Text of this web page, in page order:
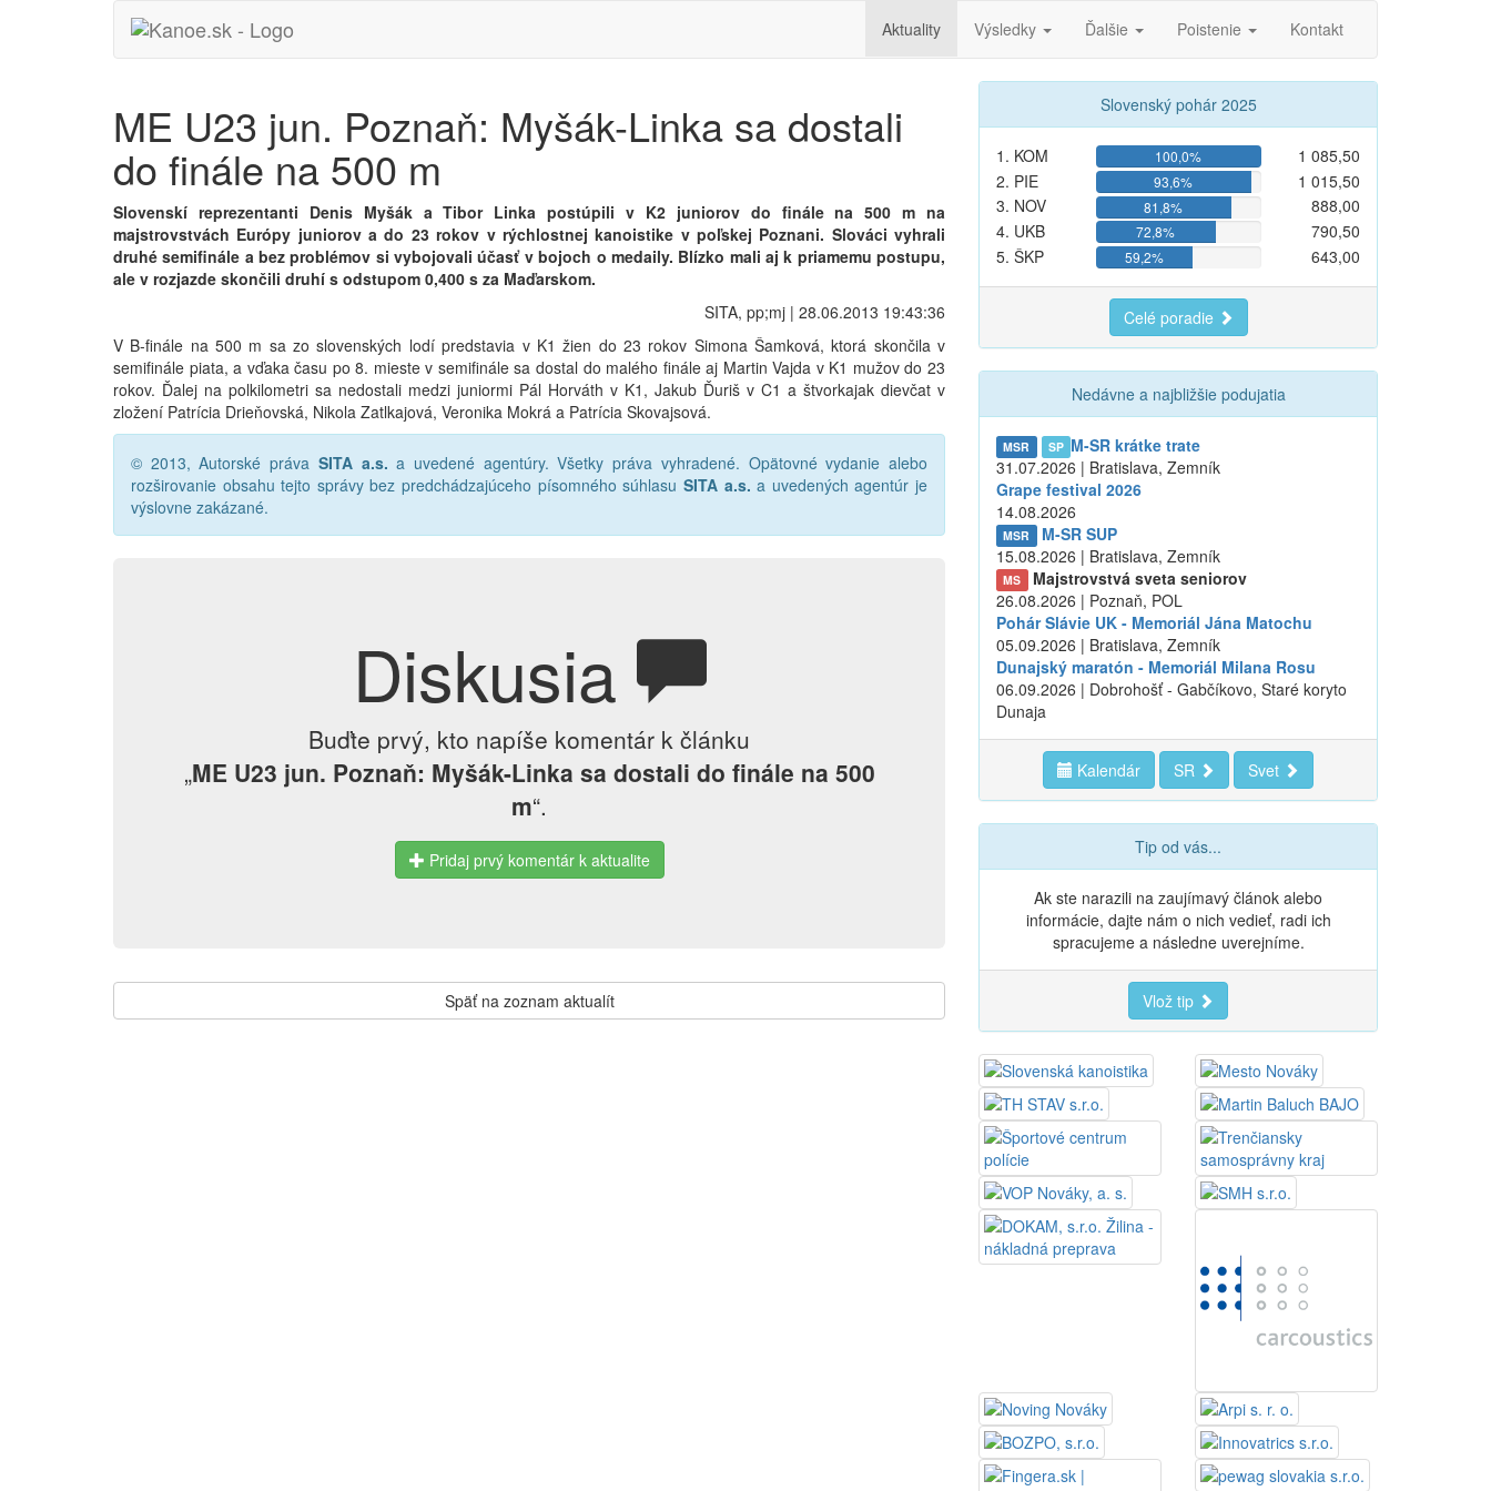
Aktuality Výsledky Ďalšie Poistenie Kontakt
ME U23 jun. Poznaň: Myšák-Linka sa dostali
do finále na 500 m
Slovenskí reprezentanti Denis Myšák a Tibor Linka postúpili v K2 juniorov do finále na 500 m na
majstrovstvách Európy juniorov a do 23 rokov v rýchlostnej kanoistike v poľskej Poznani. Slováci vyhrali
druhé semifinále a bez problémov si vybojovali účasť v bojoch o medaily. Blízko mali aj k priamemu postupu,
ale v rozjazde skončili druhí s odstupom 0,400 s za Maďarskom.
SITA, pp;mj | 28.06.2013 19:43:36
V B-finále na 500 m sa zo slovenských lodí predstavia v K1 žien do 23 rokov Simona Šamková, ktorá skončila v
semifinále piata, a vďaka času po 8. mieste v semifinále sa dostal do malého finále aj Martin Vajda v K1 mužov do 23
rokov. Ďalej na polkilometri sa nedostali medzi juniormi Pál Horváth v K1, Jakub Ďuriš v C1 a štvorkajak dievčat v
zložení Patrícia Drieňovská, Nikola Zatlkajová, Veronika Mokrá a Patrícia Skovajsová.
© 2013, Autorské práva SITA a.s. a uvedené agentúry. Všetky práva vyhradené. Opätovné vydanie alebo
rozširovanie obsahu tejto správy bez predchádzajúceho písomného súhlasu SITA a.s. a uvedených agentúr je
výslovne zakázané.
Diskusia
Buďte prvý, kto napíše komentár k článku
„ME U23 jun. Poznaň: Myšák-Linka sa dostali do finále na 500
m“.
Pridaj prvý komentár k aktualite
Späť na zoznam aktualít
Slovenský pohár 2025
1. KOM 100,0%
1 085,50
2. PIE
93,6%
1 015,50
3. NOV
81,8%
888,00
4. UKB
72,8%
790,50
5. ŠKP
59,2% 643,00
Celé poradie
Nedávne a najbližšie podujatia
MSR SP M-SR krátke trate
31.07.2026 | Bratislava, Zemník
Grape festival 2026
14.08.2026
MSR
M-SR SUP
15.08.2026 | Bratislava, Zemník
MS
Majstrovstvá sveta seniorov
26.08.2026 | Poznaň, POL
Pohár Slávie UK - Memoriál Jána Matochu
05.09.2026 | Bratislava, Zemník
Dunajský maratón - Memoriál Milana Rosu
06.09.2026 | Dobrohošť - Gabčíkovo, Staré koryto
Dunaja
Kalendár SR Svet
Tip od vás...
Ak ste narazili na zaujímavý článok alebo
informácie, dajte nám o nich vedieť, radi ich
spracujeme a následne uverejníme.
Vlož tip